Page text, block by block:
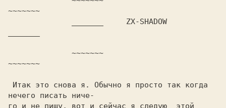
~~~~~~~
~~~~~~~
нечего писать ниче-
го и не пишу, вот и сейчас я следую  этой